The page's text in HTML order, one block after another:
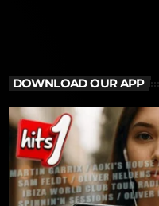
DOWNLOAD OUR APP